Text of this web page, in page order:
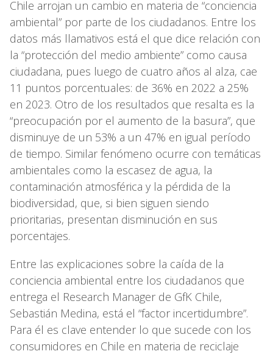
Chile arrojan un cambio en materia de “conciencia
ambiental” por parte de los ciudadanos. Entre los
datos más llamativos está el que dice relación con
la “protección del medio ambiente” como causa
ciudadana, pues luego de cuatro años al alza, cae
11 puntos porcentuales: de 36% en 2022 a 25%
en 2023. Otro de los resultados que resalta es la
“preocupación por el aumento de la basura”, que
disminuye de un 53% a un 47% en igual período
de tiempo. Similar fenómeno ocurre con temáticas
ambientales como la escasez de agua, la
contaminación atmosférica y la pérdida de la
biodiversidad, que, si bien siguen siendo
prioritarias, presentan disminución en sus
porcentajes.
Entre las explicaciones sobre la caída de la
conciencia ambiental entre los ciudadanos que
entrega el Research Manager de GfK Chile,
Sebastián Medina, está el “factor incertidumbre”.
Para él es clave entender lo que sucede con los
consumidores en Chile en materia de reciclaje